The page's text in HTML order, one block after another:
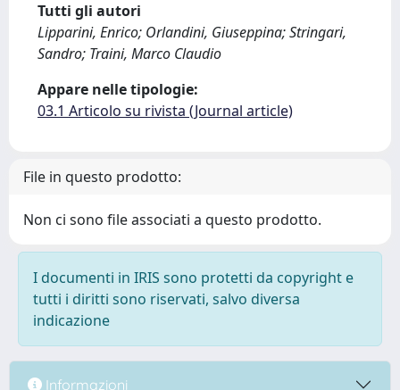
Tutti gli autori
Lipparini, Enrico; Orlandini, Giuseppina; Stringari,
Sandro; Traini, Marco Claudio
Appare nelle tipologie:
03.1 Articolo su rivista (Journal article)
File in questo prodotto:
Non ci sono file associati a questo prodotto.
I documenti in IRIS sono protetti da copyright e
tutti i diritti sono riservati, salvo diversa
indicazione
Informazioni